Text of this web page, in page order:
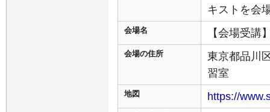
キストを会
会場名 【会場受講
会場の住所
東京都品川
習室
地図 https://